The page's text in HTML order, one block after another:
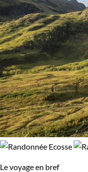
Le voyage en bref